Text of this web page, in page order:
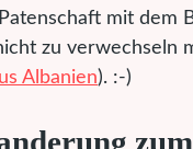
mit dem
zu verwechseln
Albanien). :-)